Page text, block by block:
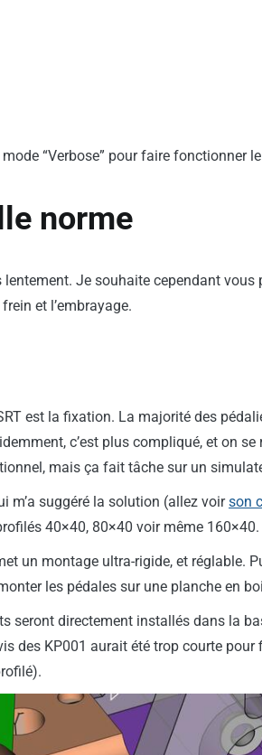
“Verbose” pour faire fonctionner
norme
Je souhaite cependant vous
et l’embrayage.
est la fixation. La majorité des
c’est plus compliqué, et on
mais ça fait tâche sur un
m’a suggéré la solution (allez voirson
40×40, 80×40 voir même 160×40.
un montage ultra-rigide, et réglable.
les pédales sur une planche en
seront directement installés dans la
des KP001 aurait été trop courte pour